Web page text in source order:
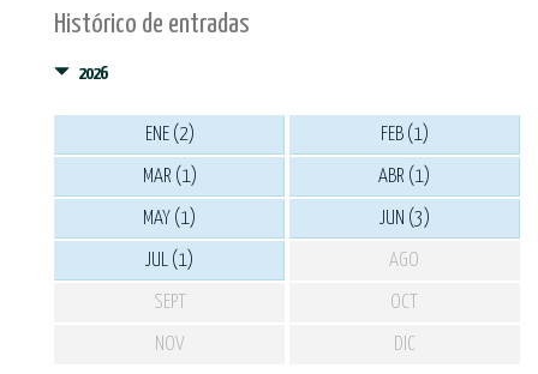
Histórico de entradas
2026
ENE (2) FEB (1)
MAR (1) ABR (1)
MAY (1) JUN (3)
JUL (1) AGO
SEPT OCT
NOV DIC